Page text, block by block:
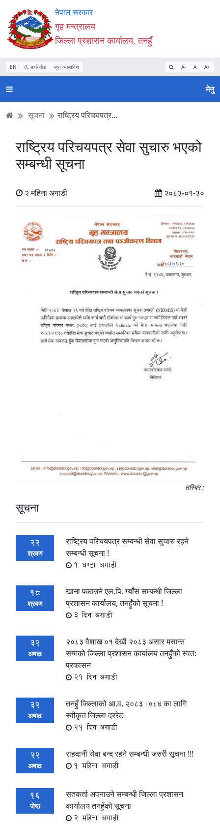
Accessibility
Mode
सुरु
गर्नुहोस्
सामाग्री
पढ्नुहाेस्
नेभिगेसन
पढ्नुहाेस्
वेबसाइट
खोजमा
जानुहोस्
नेपाल सरकार
गृह मन्त्रालय
जिल्ला प्रशासन कार्यालय, तनहुँ
EN डार्क मोड न्यून व्यान्डविथ A- A A+
मेनु
सूचना राष्ट्रिय परिचयपत्र...
राष्ट्रिय परिचयपत्र सेवा सुचारु भएको
सम्बन्धी सूचना
२ महिना अगाडी २०८३-०१-३०
तस्बिर :
सूचना
22
श्रवण
राष्ट्रिय परिचयपत्र सम्बन्धी सेवा सुचारु रहने
सम्बन्धी सूचना !
1 घण्टा अगाडी
18
श्रवण
खाना पकाउने एल.पि. ग्याँस सम्बन्धी जिल्ला
प्रशासन कार्यालय, तनहुँको सूचना !
3 दिन अगाडी
32
अषाढ
२०८३ वैशाख ०१ देखी २०८३ असार मसान्त
सम्मको जिल्ला प्रशासन कार्यालय तनहुँको स्वत:
प्रकासन
21 दिन अगाडी
32
अषाढ
तनहुँ जिल्लाको आ.व. २०८३।०८४ का लागि
स्वीकृत जिल्ला दररेट
21 दिन अगाडी
22
अषाढ
राहदानी सेवा बन्द रहने सम्बन्धी जरुरी सूचना !!!
1 महिना अगाडी
16
जेष्ठ
सतकर्ता अपनाउने सम्बन्धी जिल्ला प्रशासन
कार्यालय तनहुँको सूचना
2 महिना अगाडी